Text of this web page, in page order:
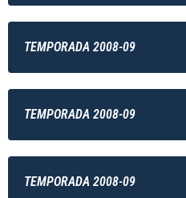
TEMPORADA 2008-09
TEMPORADA 2008-09
TEMPORADA 2008-09